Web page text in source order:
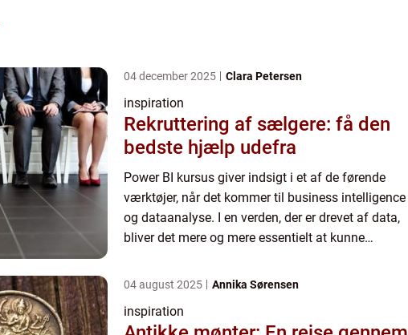
04 december 2025 Clara Petersen
inspiration
Rekruttering af sælgere: få den
bedste hjælp udefra
Power BI kursus giver indsigt i et af de førende
værktøjer, når det kommer til business intelligence
og dataanalyse. I en verden, der er drevet af data,
bliver det mere og mere essentielt at kunne
Microsoft...
04 august 2025 Annika Sørensen
inspiration